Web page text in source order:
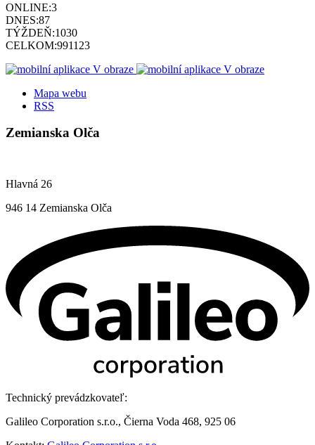
ONLINE:3
DNES:87
TÝŽDEŇ:1030
CELKOM:991123
Mapa webu
RSS
Zemianska Olča
Hlavná 26
946 14 Zemianska Olča
Technický prevádzkovateľ:
Galileo Corporation s.r.o., Čierna Voda 468, 925 06